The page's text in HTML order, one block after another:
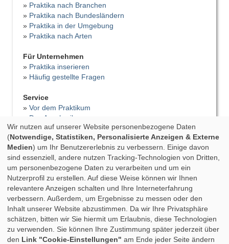
» Praktika nach Branchen
» Praktika nach Bundesländern
» Praktika in der Umgebung
» Praktika nach Arten
Für Unternehmen
» Praktika inserieren
» Häufig gestellte Fragen
Service
» Vor dem Praktikum
Das Anschreiben
»Der Lebenslauf
»Vorstellungsgespräch
»Bewerbungsfehler
»Tipps für das Praktikum
»Praktikumsbericht
»Praktikumszeugnis
»Nach dem Praktikum
»Studium & Praktikum
»Fortbildung
»Auslandspraktikum
»Berufsbegleitendes Studium
Wir nutzen auf unserer Website personenbezogene Daten
(Notwendige, Statistiken, Personalisierte Anzeigen & Externe
Medien) um Ihr Benutzererlebnis zu verbessern. Einige davon
sind essenziell, andere nutzen Tracking-Technologien von Dritten,
um personenbezogene Daten zu verarbeiten und um ein
Nutzerprofil zu erstellen. Auf diese Weise können wir Ihnen
relevantere Anzeigen schalten und Ihre Interneterfahrung
verbessern. Außerdem, um Ergebnisse zu messen oder den
Inhalt unserer Website abzustimmen. Da wir Ihre Privatsphäre
schätzen, bitten wir Sie hiermit um Erlaubnis, diese Technologien
zu verwenden. Sie können Ihre Zustimmung später jederzeit über
den Link "Cookie-Einstellungen" am Ende jeder Seite ändern